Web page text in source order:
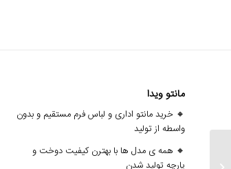
مانتو ویدا
🔸 خرید مانتو اداری و لباس فرم مستقیم و بدون
واسطه از تولید
🔸 همه ی مدل ها با بهترن کیفیت دوخت و
پارچه تولید شدن